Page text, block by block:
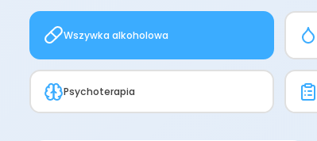
Wszywka alkoholowa
Psychoterapia